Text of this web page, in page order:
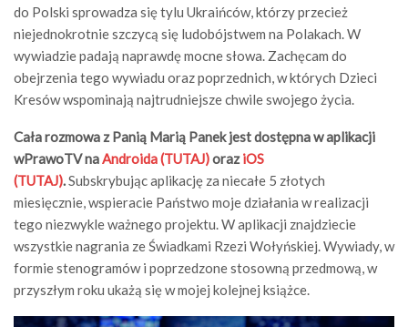
do Polski sprowadza się tylu Ukraińców, którzy przecież
niejednokrotnie szczycą się ludobójstwem na Polakach. W
wywiadzie padają naprawdę mocne słowa. Zachęcam do
obejrzenia tego wywiadu oraz poprzednich, w których Dzieci
Kresów wspominają najtrudniejsze chwile swojego życia.
Cała rozmowa z Panią Marią Panek jest dostępna w aplikacji
wPrawoTV naAndroida (TUTAJ)oraziOS
(TUTAJ).Subskrybując aplikację za niecałe 5 złotych
miesięcznie, wspieracie Państwo moje działania w realizacji
tego niezwykle ważnego projektu. W aplikacji znajdziecie
wszystkie nagrania ze Świadkami Rzezi Wołyńskiej. Wywiady, w
formie stenogramów i poprzedzone stosowną przedmową, w
przyszłym roku ukażą się w mojej kolejnej książce.